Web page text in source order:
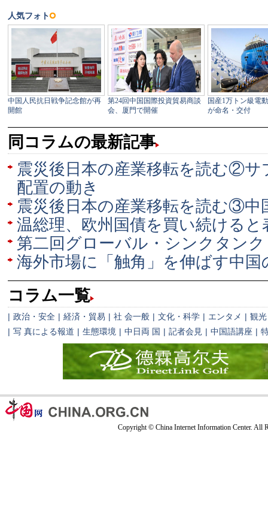
同コラムの最新記事
震災後日本の産業移転を読む②サ
配置の動き
震災後日本の産業移転を読む③中
温総理、欧州国債を買い続けると
第二回グローバル・シンクタン
海外市場に「触角」を伸ばす中国
コラム一覧
| 政治・安全 | 経済・貿易 | 社 会一般 | 文化・科学 | エンタメ | 観光
| 写 真による報道 | 生態環境 | 中日両 国 | 記者会見 | 中国語講座 |